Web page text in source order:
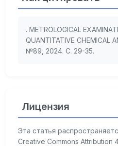
. METROLOGICAL
QUANTITATIVE CHEMICAL
№89, 2024. С. 29-35.
Лицензия
Эта статья
Creative Commons Attribution